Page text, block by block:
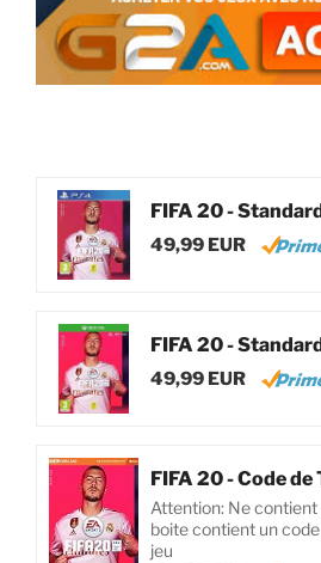
FIFA 20 -
49,99 EUR
FIFA 20 -
49,99 EUR
Attention: Ne contient
boite contient un
jeu